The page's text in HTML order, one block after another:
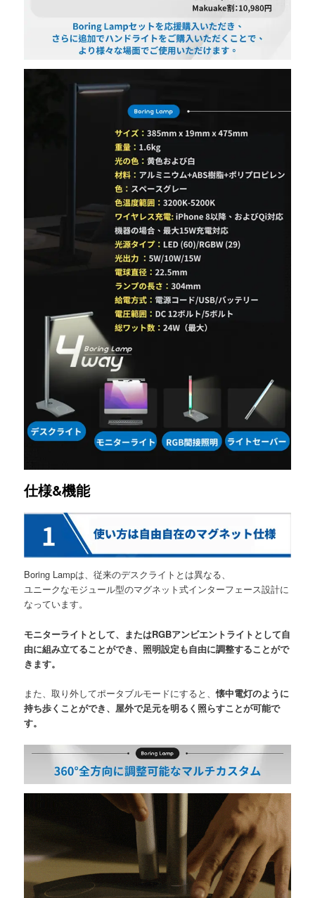
仕様&機能
Boring Lampは、従来のデスクライトとは異なる、
ユニークなモジュール型のマグネット式インターフェース設計に
なっています。
モニターライトとして、またはRGBアンビエントライトとして自
由に組み立てることができ、照明設定も自由に調整することがで
きます。
また、取り外してポータブルモードにすると、懐中電灯のように
持ち歩くことができ、屋外で足元を明るく照らすことが可能で
す。